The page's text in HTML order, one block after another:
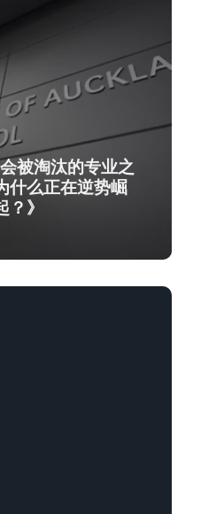
被淘汰的专业之
什么正在逆势崛
？》